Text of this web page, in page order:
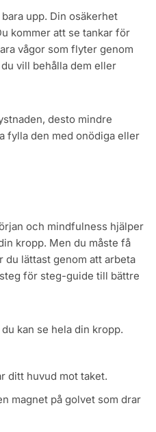
upp. Din osäkerhet
kommer att se tankar för
vågor som flyter genom
vill behålla dem eller
desto mindre
fylla den med onödiga eller
och mindfulness hjälper
kropp. Men du måste få
lättast genom att arbeta
för steg-guide till bättre
kan se hela din kropp.
ditt huvud mot taket.
magnet på golvet som drar